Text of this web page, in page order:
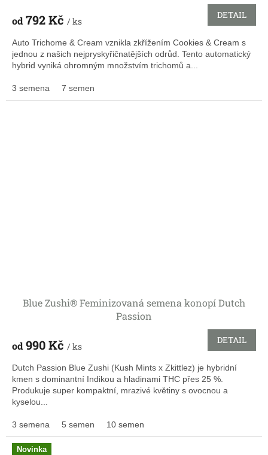
od792 Kč / ks
DETAIL
Auto Trichome & Cream vznikla zkřížením Cookies & Cream s
jednou z našich nejpryskyřičnatějších odrůd. Tento automatický
hybrid vyniká ohromným množstvím trichomů a...
3 semena 7 semen
Blue Zushi® Feminizovaná semena konopí Dutch
Passion
od 990 Kč / ks
DETAIL
Dutch Passion Blue Zushi (Kush Mints x Zkittlez) je hybridní
kmen s dominantní Indikou a hladinami THC přes 25 %.
Produkuje super kompaktní, mrazivé květiny s ovocnou a
kyselou...
3 semena 5 semen 10 semen
Novinka